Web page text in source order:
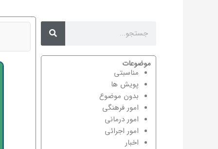
Search
موضوعات
مناسبتی
پویش ها
بدون موضوع
امور فرهنگی
امور درمانی
امور اجرائی
اخبار